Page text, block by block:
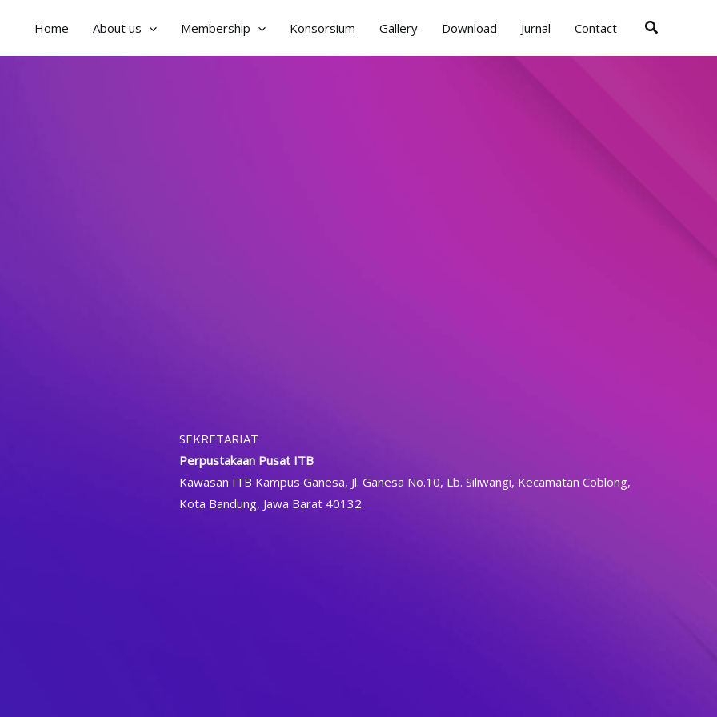
Home About us Membership Konsorsium Gallery Download Jurnal Contact Search
SEKRETARIAT
Perpustakaan Pusat ITB
Kawasan ITB Kampus Ganesa, Jl. Ganesa No.10, Lb. Siliwangi, Kecamatan Coblong,
Kota Bandung, Jawa Barat 40132